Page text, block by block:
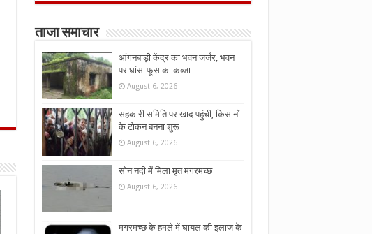
ताजा समाचार
आंगनबाड़ी केंद्र का भवन जर्जर, भवन
पर घांस-फूस का कब्जा
August 6, 2026
सहकारी समिति पर खाद पहुंची, किसानों
के टोकन बनना शुरू
August 6, 2026
सोन नदी में मिला मृत मगरमच्छ
August 6, 2026
मगरमच्छ के हमले में घायल की इलाज के